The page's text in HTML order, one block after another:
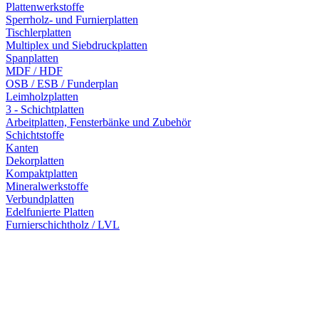
Plattenwerkstoffe
Sperrholz- und Furnierplatten
Tischlerplatten
Multiplex und Siebdruckplatten
Spanplatten
MDF / HDF
OSB / ESB / Funderplan
Leimholzplatten
3 - Schichtplatten
Arbeitplatten, Fensterbänke und Zubehör
Schichtstoffe
Kanten
Dekorplatten
Kompaktplatten
Mineralwerkstoffe
Verbundplatten
Edelfunierte Platten
Furnierschichtholz / LVL